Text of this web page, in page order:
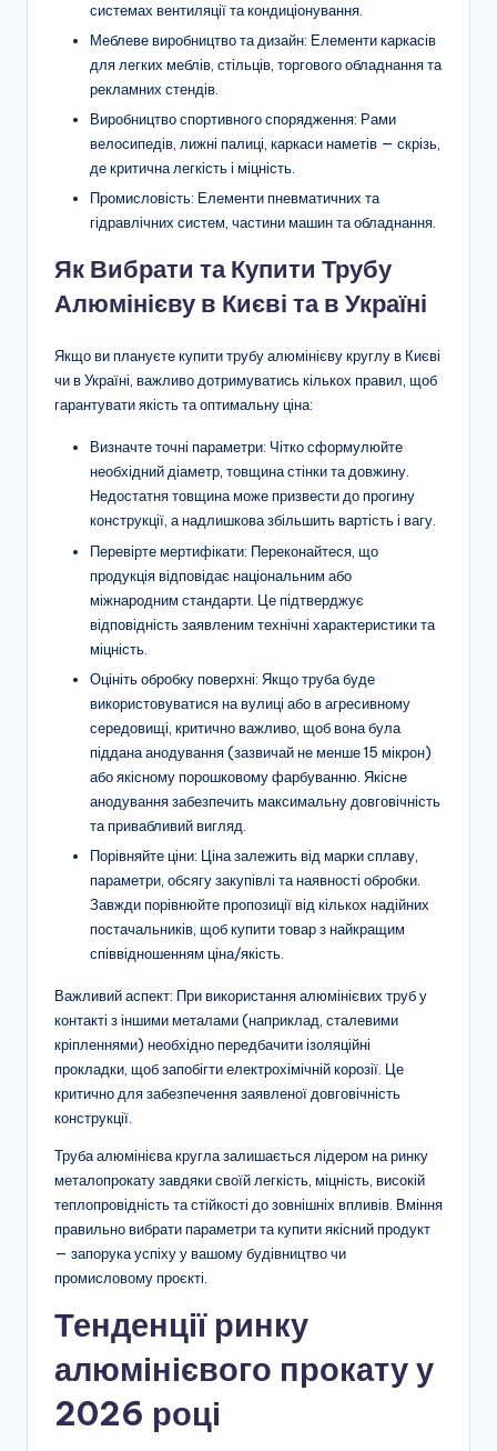
системах вентиляції та кондиціонування.
Меблеве виробництво та дизайн: Елементи каркасів
для легких меблів, стільців, торгового обладнання та
рекламних стендів.
Виробництво спортивного спорядження: Рами
велосипедів, лижні палиці, каркаси наметів — скрізь,
де критична легкість і міцність.
Промисловість: Елементи пневматичних та
гідравлічних систем, частини машин та обладнання.
Як Вибрати та Купити Трубу
Алюмінієву в Києві та в Україні
Якщо ви плануєте купити трубу алюмінієву круглу в Києві
чи в Україні, важливо дотримуватись кількох правил, щоб
гарантувати якість та оптимальну ціна:
Визначте точні параметри: Чітко сформулюйте
необхідний діаметр, товщина стінки та довжину.
Недостатня товщина може призвести до прогину
конструкції, а надлишкова збільшить вартість і вагу.
Перевірте мертифікати: Переконайтеся, що
продукція відповідає національним або
міжнародним стандарти. Це підтверджує
відповідність заявленим технічні характеристики та
міцність.
Оцініть обробку поверхні: Якщо труба буде
використовуватися на вулиці або в агресивному
середовищі, критично важливо, щоб вона була
піддана анодування (зазвичай не менше 15 мікрон)
або якісному порошковому фарбуванню. Якісне
анодування забезпечить максимальну довговічність
та привабливий вигляд.
Порівняйте ціни: Ціна залежить від марки сплаву,
параметри, обсягу закупівлі та наявності обробки.
Завжди порівнюйте пропозиції від кількох надійних
постачальників, щоб купити товар з найкращим
співвідношенням ціна/якість.
Важливий аспект: При використання алюмінієвих труб у
контакті з іншими металами (наприклад, сталевими
кріпленнями) необхідно передбачити ізоляційні
прокладки, щоб запобігти електрохімічній корозії. Це
критично для забезпечення заявленої довговічність
конструкції.
Труба алюмінієва кругла залишається лідером на ринку
металопрокату завдяки своїй легкість, міцність, високій
теплопровідність та стійкості до зовнішніх впливів. Вміння
правильно вибрати параметри та купити якісний продукт
— запорука успіху у вашому будівництво чи
промисловому проєкті.
Тенденції ринку
алюмінієвого прокату у
2026 році